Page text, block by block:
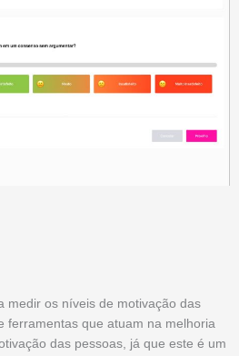
medir os níveis de motivação das
ferramentas que atuam na melhoria
das pessoas, já que este é um